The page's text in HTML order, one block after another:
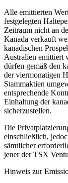
Alle emittierten
festgelegten
Zeitraum nicht an
Kanada verkauft
kanadischen
Australien emittiert
dürfen gemäß den
der viermonatigen
Stammaktien
entsprechende
Einhaltung der
sicherzustellen.
Die
einschließlich,
sämtlicher
jener der TSX
Hinweis zur